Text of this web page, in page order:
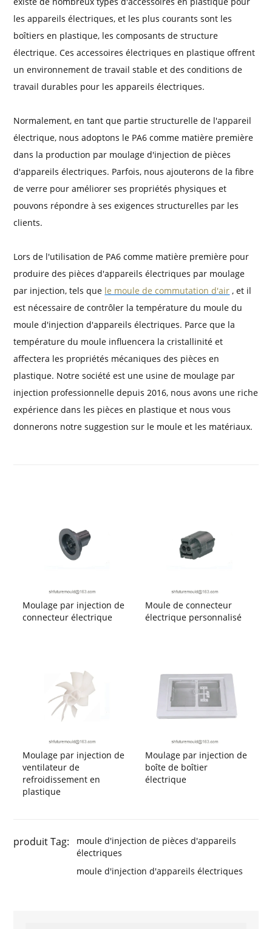
les appareils électriques, et les plus courants sont les
boîtiers en plastique, les composants de structure
électrique. Ces accessoires électriques en plastique offrent
un environnement de travail stable et des conditions de
travail durables pour les appareils électriques.
Normalement, en tant que partie structurelle de l'appareil
électrique, nous adoptons le PA6 comme matière première
dans la production par moulage d'injection de pièces
d'appareils électriques. Parfois, nous ajouterons de la fibre
de verre pour améliorer ses propriétés physiques et
pouvons répondre à ses exigences structurelles par les
clients.
Lors de l'utilisation de PA6 comme matière première pour
produire des pièces d'appareils électriques par moulage
par injection, tels que le moule de commutation d'air , et il
est nécessaire de contrôler la température du moule du
moule d'injection d'appareils électriques. Parce que la
température du moule influencera la cristallinité et
affectera les propriétés mécaniques des pièces en
plastique. Notre société est une usine de moulage par
injection professionnelle depuis 2016, nous avons une riche
expérience dans les pièces en plastique et nous vous
donnerons notre suggestion sur le moule et les matériaux.
Moulage par injection de
connecteur électrique
Moule de connecteur
électrique personnalisé
Moulage par injection de
ventilateur de
refroidissement en
plastique
Moulage par injection de
boîte de boîtier
électrique
produit Tag:
moule d'injection de pièces d'appareils
électriques
moule d'injection d'appareils électriques